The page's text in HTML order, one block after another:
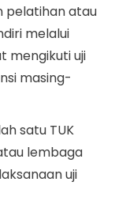
pelatihan atau
melalui
mengikuti uji
masing-
satu TUK
lembaga
uji